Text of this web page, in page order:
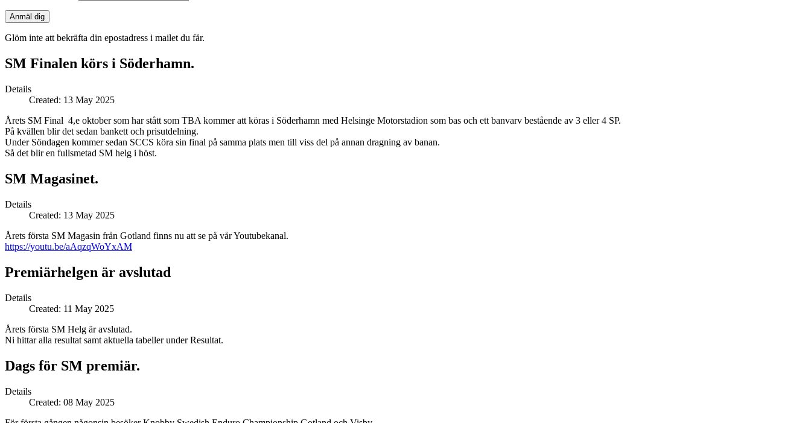
Anmäl dig
Glöm inte att bekräfta din epostadress i mailet du får.
SM Finalen körs i Söderhamn.
Details
Created: 13 May 2025
Årets SM Final 4,e oktober som har stått som TBA kommer att köras i Söderhamn med Helsinge Motorstadion som bas och ett banvarv bestående av 3 eller 4 SP.
På kvällen blir det sedan bankett och prisutdelning.
Under Söndagen kommer sedan SCCS köra sin final på samma plats men till viss del på annan dragning av banan.
Så det blir en fullsmetad SM helg i höst.
SM Magasinet.
Details
Created: 13 May 2025
Årets första SM Magasin från Gotland finns nu att se på vår Youtubekanal.
https://youtu.be/aAqzqWoYxAM
Premiärhelgen är avslutad
Details
Created: 11 May 2025
Årets första SM Helg är avslutad.
Ni hittar alla resultat samt aktuella tabeller under Resultat.
Dags för SM premiär.
Details
Created: 08 May 2025